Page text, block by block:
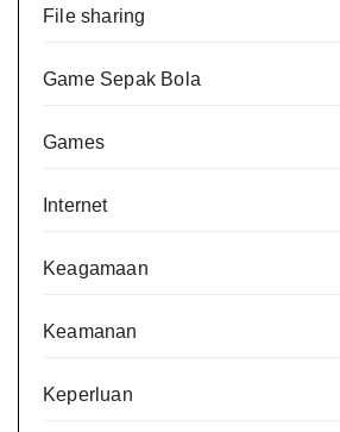
File sharing
Game Sepak Bola
Games
Internet
Keagamaan
Keamanan
Keperluan